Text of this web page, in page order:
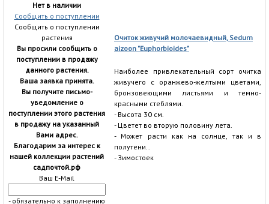
Нет в наличии
Сообщить о поступлении
Сообщить о поступлении
растения
Вы просили сообщить о
поступлении в продажу
данного растения.
Ваша заявка принята.
Вы получите письмо-
уведомление о
поступлении этого растения
в продажу на указанный
Вами адрес.
Благодарим за интерес к
нашей коллекции растений
садпочтой.рф
Ваш E-Mail
- обязательно к заполнению
Очиток живучий молочаевидный, Sedum
aizoon "Euphorbioides"
Наиболее привлекательный сорт очитка
живучего с оранжево-желтыми цветами,
бронзовеющими листьями и темно-
красными стеблями.
- Высота 30 см.
- Цветет во вторую половину лета.
- Может расти как на солнце, так и в
полутени..
- Зимостоек